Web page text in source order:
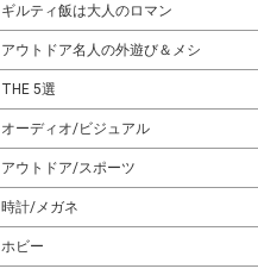
ギルティ飯は大人のロマン
アウトドア名人の外遊び＆メシ
THE 5選
オーディオ/ビジュアル
アウトドア/スポーツ
時計/メガネ
ホビー